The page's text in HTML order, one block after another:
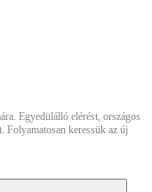
Egyedülálló elérést, országos
Folyamatosan keressük az új